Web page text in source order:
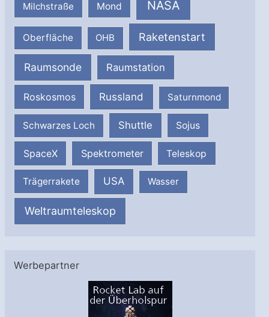
Milchstraße Mond NASA
Oberfläche OHB Raketenstart
Raumsonde Raumstation
Roskosmos Russland Saturnmond
Schwarzes Loch Shuttle Sojus
SpaceX Spektrometer Teleskop
Trägerrakete USA Wasser
Weltraumteleskop
Werbepartner